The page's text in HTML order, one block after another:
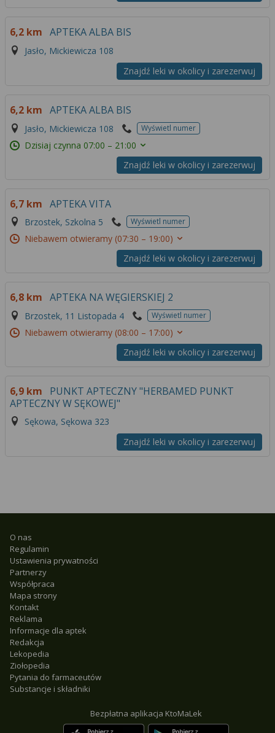
6,2 km APTEKA ALBA BIS
Jasło, Mickiewicza 108
Znajdź leki w okolicy i zarezerwuj
6,2 km APTEKA ALBA BIS
Jasło, Mickiewicza 108 Wyświetl numer
Dzisiaj czynna 07:00 – 21:00
Znajdź leki w okolicy i zarezerwuj
6,7 km APTEKA VITA
Brzostek, Szkolna 5 Wyświetl numer
Niebawem otwieramy (07:30 – 19:00)
Znajdź leki w okolicy i zarezerwuj
6,8 km APTEKA NA WĘGIERSKIEJ 2
Brzostek, 11 Listopada 4 Wyświetl numer
Niebawem otwieramy (08:00 – 17:00)
Znajdź leki w okolicy i zarezerwuj
6,9 km
PUNKT APTECZNY "HERBAMED PUNKT
APTECZNY W SĘKOWEJ"
Sękowa, Sękowa 323
Znajdź leki w okolicy i zarezerwuj
O nas
Regulamin
Ustawienia prywatności
Partnerzy
Współpraca
Mapa strony
Kontakt
Reklama
Informacje dla aptek
Redakcja
Lekopedia
Ziołopedia
Pytania do farmaceutów
Substancje i składniki
Bezpłatna aplikacja KtoMaLek